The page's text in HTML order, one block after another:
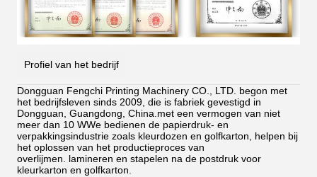
Profiel van het bedrijf
Dongguan Fengchi Printing Machinery CO., LTD. begon met
het bedrijfsleven sinds 2009, die is fabriek gevestigd in
Dongguan, Guangdong, China.met een vermogen van niet
meer dan 10 WWe bedienen de papierdruk- en
verpakkingsindustrie zoals kleurdozen en golfkarton, helpen bij
het oplossen van het productieproces van
overlijmen.
lamineren en stapelen na de postdruk voor
kleurkarton en golfkarton.